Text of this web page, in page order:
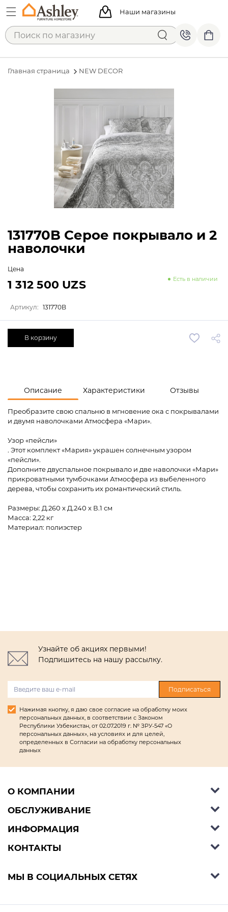
Наши магазины
Главная страница NEW DECOR
Описание Характеристики Отзывы
Преобразите свою спальню в мгновение ока с покрывалами
и двумя наволочками Атмосфера «Мари».
Узор «пейсли»
. Этот комплект «Мария» украшен солнечным узором
«пейсли».
Дополните двуспальное покрывало и две наволочки «Мари»
прикроватными тумбочками Атмосфера из выбеленного
дерева, чтобы сохранить их романтический стиль.
Размеры: Д.260 x Д.240 x В.1 см
Масса: 2,22 кг
Материал: полиэстер
131770B Серое покрывало и 2
наволочки
Цена
Есть в наличии
1 312 500 UZS
Артикул: 131770B
В корзину
Узнайте об акциях первыми!
Подпишитесь на нашу рассылку.
Подписаться
Нажимая кнопку, я даю свое согласие на обработку моих
персональных данных, в соответствии с Законом
Республики Узбекистан, от 02.07.2019 г. № ЗРУ-547 «О
персональных данных», на условиях и для целей,
определенных в Согласии на обработку персональных
данных
О КОМПАНИИ
Об Ashley Furniture HomeStore
Контакты
ОБСЛУЖИВАНИЕ
Справочный центр
Способы оплаты
Оплата в рассрочку
ИНФОРМАЦИЯ
Блог
Политика конфиденциальности
КОНТАКТЫ
Телефон: +998 77 494 09 99
МЫ В СОЦИАЛЬНЫХ СЕТЯХ